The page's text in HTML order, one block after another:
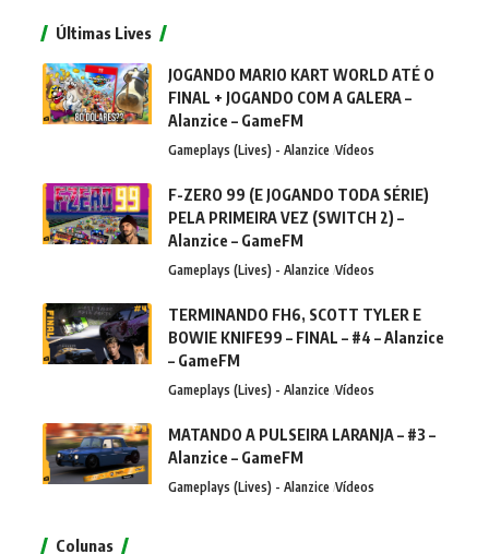
Últimas Lives
JOGANDO MARIO KART WORLD ATÉ O
FINAL + JOGANDO COM A GALERA –
Alanzice – GameFM
Gameplays (Lives) - Alanzice Vídeos
F-ZERO 99 (E JOGANDO TODA SÉRIE)
PELA PRIMEIRA VEZ (SWITCH 2) –
Alanzice – GameFM
Gameplays (Lives) - Alanzice Vídeos
TERMINANDO FH6, SCOTT TYLER E
BOWIE KNIFE99 – FINAL – #4 – Alanzice
– GameFM
Gameplays (Lives) - Alanzice Vídeos
MATANDO A PULSEIRA LARANJA – #3 –
Alanzice – GameFM
Gameplays (Lives) - Alanzice Vídeos
Colunas